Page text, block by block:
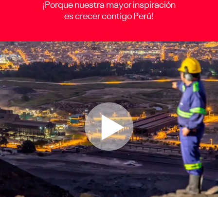
¡Porque nuestra mayor inspiración
es crecer contigo Perú!